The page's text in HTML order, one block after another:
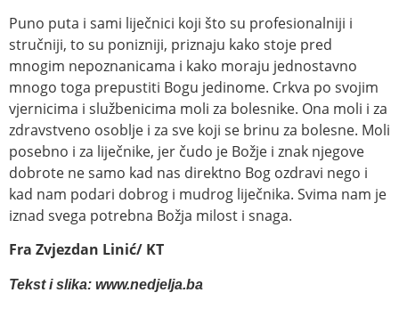
Puno puta i sami liječnici koji što su profesionalniji i
stručniji, to su ponizniji, priznaju kako stoje pred
mnogim nepoznanicama i kako moraju jednostavno
mnogo toga prepustiti Bogu jedinome. Crkva po svojim
vjernicima i službenicima moli za bolesnike. Ona moli i za
zdravstveno osoblje i za sve koji se brinu za bolesne. Moli
posebno i za liječnike, jer čudo je Božje i znak njegove
dobrote ne samo kad nas direktno Bog ozdravi nego i
kad nam podari dobrog i mudrog liječnika. Svima nam je
iznad svega potrebna Božja milost i snaga.
Fra Zvjezdan Linić/ KT
Tekst i slika: www.nedjelja.ba